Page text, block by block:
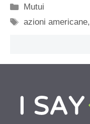
Categorie
Mutui
Tag
azioni americane,